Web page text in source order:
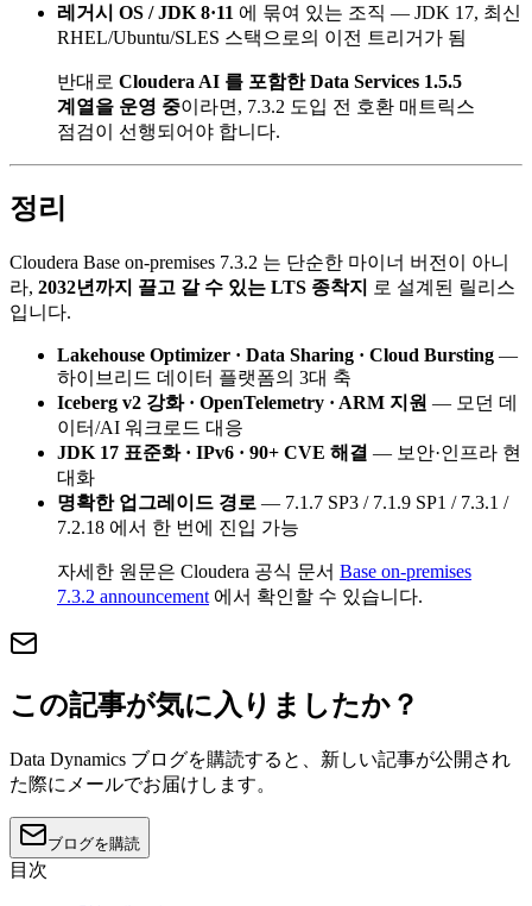
레거시 OS / JDK 8·11 에 묶여 있는 조직 — JDK 17, 최신
RHEL/Ubuntu/SLES 스택으로의 이전 트리거가 됨
반대로 Cloudera AI 를 포함한 Data Services 1.5.5
계열을 운영 중이라면, 7.3.2 도입 전 호환 매트릭스
점검이 선행되어야 합니다.
정리
Cloudera Base on-premises 7.3.2 는 단순한 마이너 버전이 아니
라, 2032년까지 끌고 갈 수 있는 LTS 종착지
로 설계된 릴리스
입니다.
Lakehouse Optimizer · Data Sharing · Cloud Bursting —
하이브리드 데이터 플랫폼의 3대 축
Iceberg v2 강화 · OpenTelemetry · ARM 지원 — 모던 데
이터/AI 워크로드 대응
JDK 17 표준화 · IPv6 · 90+ CVE 해결 — 보안·인프라 현
대화
명확한 업그레이드 경로 — 7.1.7 SP3 / 7.1.9 SP1 / 7.3.1 /
7.2.18 에서 한 번에 진입 가능
자세한 원문은 Cloudera 공식 문서 Base on-premises
7.3.2 announcement 에서 확인할 수 있습니다.
この記事が気に入りましたか？
Data Dynamics ブログを購読すると、新しい記事が公開され
た際にメールでお届けします。
ブログを購読
目次